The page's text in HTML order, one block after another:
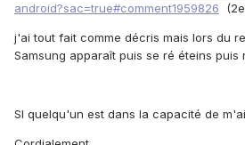
android?sac=true#comment1959826
j'ai tout fait comme décris mais lors du
Samsung apparaît puis se ré éteins puis
SI quelqu'un est dans la capacité de